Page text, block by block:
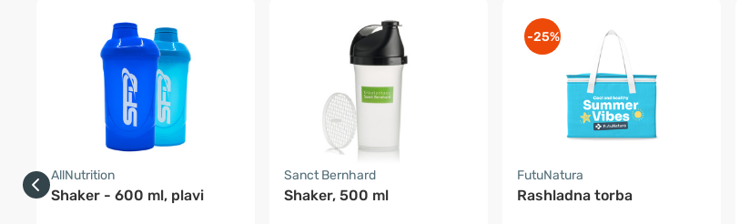
AllNutrition
Shaker - 600 ml, plavi
Sanct Bernhard
Shaker, 500 ml
-25%
FutuNatura
Rashladna torba